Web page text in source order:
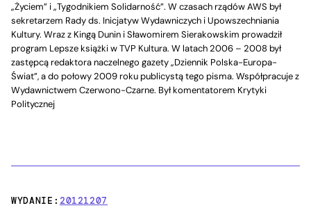
„Życiem” i „Tygodnikiem Solidarność”. W czasach rządów AWS był
sekretarzem Rady ds. Inicjatyw Wydawniczych i Upowszechniania
Kultury. Wraz z Kingą Dunin i Sławomirem Sierakowskim prowadził
program Lepsze książki w TVP Kultura. W latach 2006 – 2008 był
zastępcą redaktora naczelnego gazety „Dziennik Polska-Europa-
Świat”, a do połowy 2009 roku publicystą tego pisma. Współpracuje z
Wydawnictwem Czerwono-Czarne. Był komentatorem Krytyki
Politycznej
WYDANIE:20121207